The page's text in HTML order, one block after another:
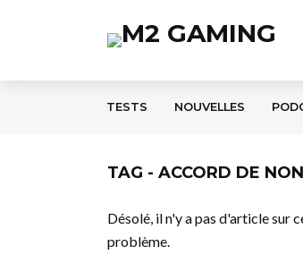
TESTS NOUVELLES
TAG - ACCORD DE
Désolé, il n'y a pas d'article sur
problème.